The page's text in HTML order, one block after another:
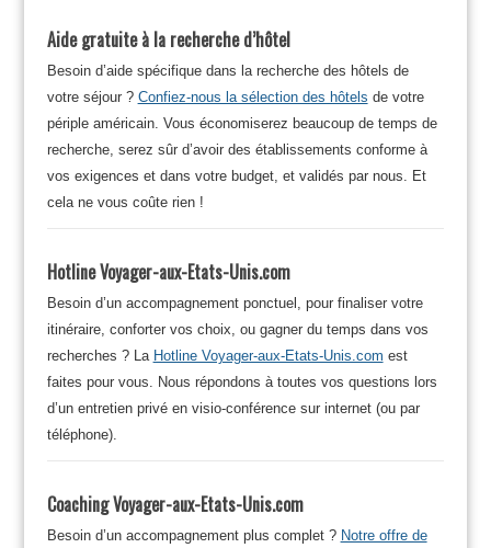
Aide gratuite à la recherche d’hôtel
Besoin d’aide spécifique dans la recherche des hôtels de
votre séjour ? Confiez-nous la sélection des hôtels de votre
périple américain. Vous économiserez beaucoup de temps de
recherche, serez sûr d’avoir des établissements conforme à
vos exigences et dans votre budget, et validés par nous. Et
cela ne vous coûte rien !
Hotline Voyager-aux-Etats-Unis.com
Besoin d’un accompagnement ponctuel, pour finaliser votre
itinéraire, conforter vos choix, ou gagner du temps dans vos
recherches ? La Hotline Voyager-aux-Etats-Unis.com est
faites pour vous. Nous répondons à toutes vos questions lors
d’un entretien privé en visio-conférence sur internet (ou par
téléphone).
Coaching Voyager-aux-Etats-Unis.com
Besoin d’un accompagnement plus complet ? Notre offre de